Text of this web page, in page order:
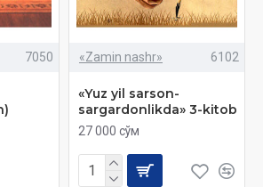
7050 «Zamin nashr» 6102
«Yuz yil sarson-
sargardonlikda» 3-kitob
27 000 сўм